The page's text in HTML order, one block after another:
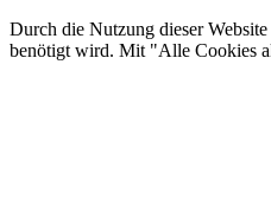
Durch die Nutzung dieser
benötigt wird. Mit "Alle Cookies